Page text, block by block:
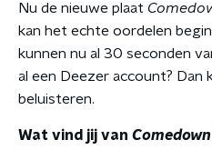
Nu de nieuwe plaat
kan het echte oordelen
kunnen nu al 30 seconden
al een Deezer account? Dan
beluisteren.
Wat vind jij van